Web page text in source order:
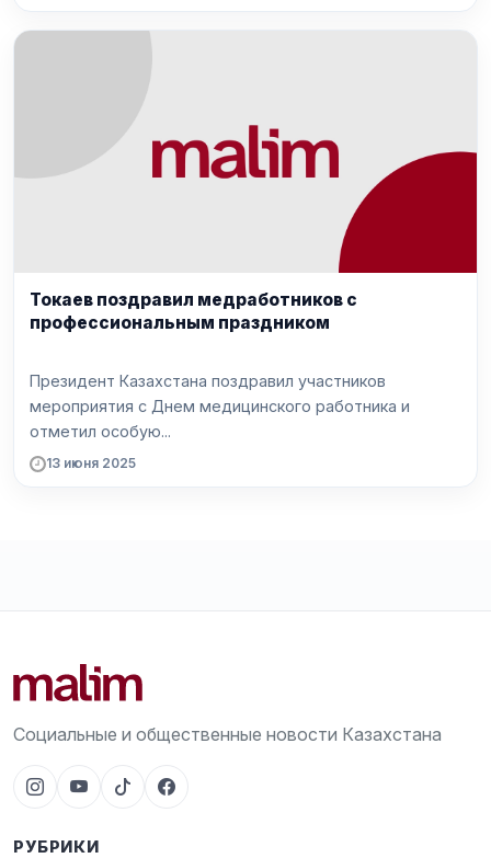
Токаев поздравил медработников с
профессиональным праздником
Президент Казахстана поздравил участников
мероприятия с Днем медицинского работника и
отметил особую...
13 июня 2025
Социальные и общественные новости Казахстана
РУБРИКИ